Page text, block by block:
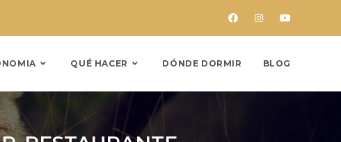
QUÉ HACER DÓNDE DORMIR BLOG